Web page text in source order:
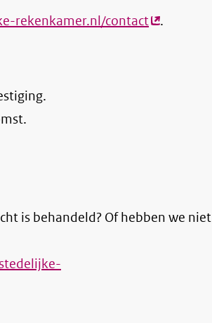
rekenkamer.nl/contact(externe
.
is behandeld? Of hebben we niet